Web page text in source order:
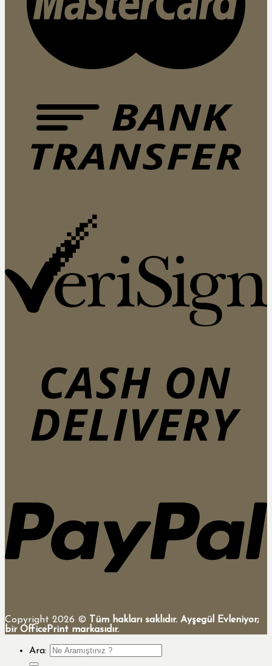
Copyright 2026 ©
Tüm hakları saklıdır. Ayşegül Evleniyor;
bir OfficePrint markasıdır.
Ara: